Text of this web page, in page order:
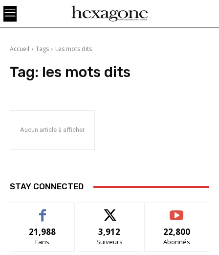
Accueil Tags Les mots dits
Tag: les mots dits
Aucun article à afficher
STAY CONNECTED
21,988
Fans
3,912
Suiveurs
22,800
Abonnés